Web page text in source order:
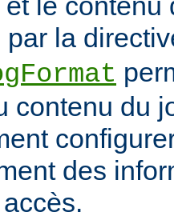
par la
contenu du
des